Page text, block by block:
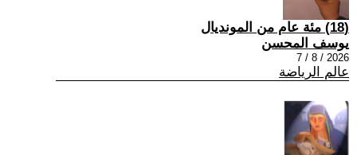
(18) مئة عام من المونديال
يوسف المحسن
2026 / 8 / 7
عالم الرياضة